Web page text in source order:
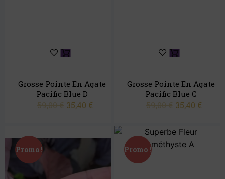
Grosse Pointe En Agate
Pacific Blue D
59,00€ 35,40 €
Grosse Pointe En Agate
Pacific Blue C
59,00€ 35,40 €
Promo ! Promo !